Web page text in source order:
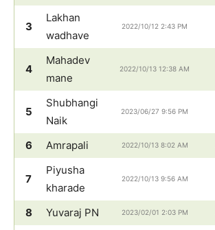
3
Lakhan
wadhave
2022/10/12 2:43 PM
4
Mahadev
mane
2022/10/13 12:38 AM
5
Shubhangi
Naik
2023/06/27 9:56 PM
6 Amrapali 2022/10/13 8:02 AM
7
Piyusha
kharade
2022/10/13 9:56 AM
8 Yuvaraj PN 2023/02/01 2:03 PM